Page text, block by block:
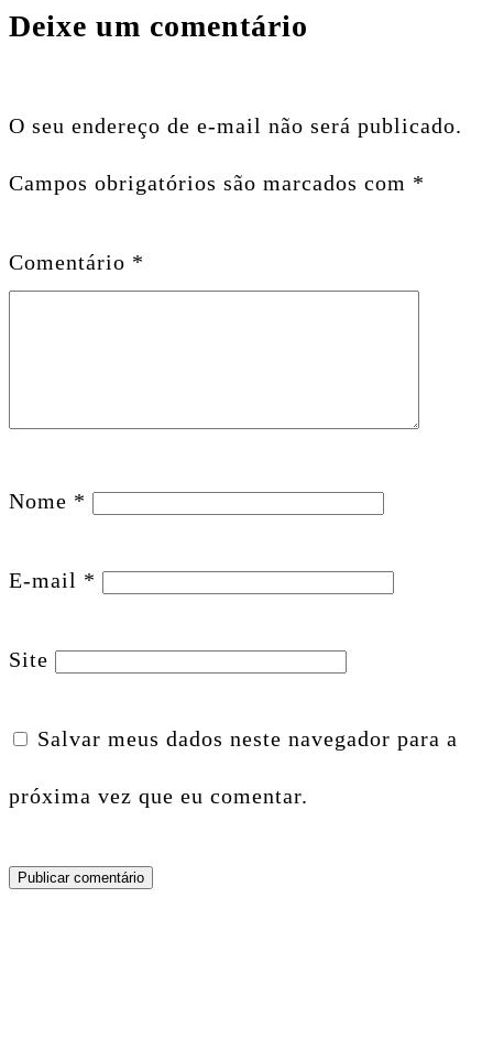
Deixe um comentário
O seu endereço de e-mail não será publicado.
Campos obrigatórios são marcados com *
Comentário *
Nome *
E-mail *
Site
Salvar meus dados neste navegador para a
próxima vez que eu comentar.